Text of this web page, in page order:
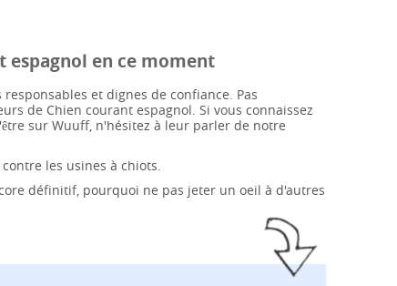
espagnol en ce moment
et dignes de confiance. Pas
de Chien courant espagnol. Si vous connaissez
sur Wuuff, n'hésitez à leur parler de notre
les usines à chiots.
définitif, pourquoi ne pas jeter un oeil à d'autres